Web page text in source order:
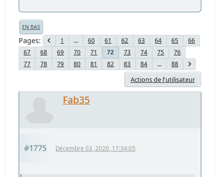
EN BAS
Pages 1 ... 60 61 62 63 64 65
66
67
68 69 70 71 72 73 74 75
76
77
78 79 80 81 82 83 84 ... 88
Actions de l'utilisateur
Fab35
#1775 Décembre 03, 2020, 17:34:05